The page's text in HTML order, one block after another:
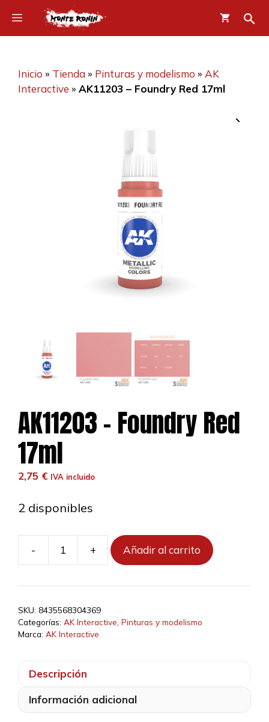
contenido
Menú
Inicio » Tienda» Pinturas y modelismo » AK
Interactive » AK11203 – Foundry Red 17ml
AK11203 – Foundry Red
17ml
2,75 € IVA incluido
2 disponibles
-
AK11203
Foundry
17ml
+ Añadir al carrito
SKU: 8435568304369
Categorías: AK Interactive Pinturas y modelismo
Marca: AK Interactive
Descripción
Información adicional